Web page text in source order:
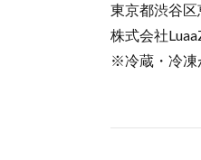
東京都渋谷
株式会社
※冷蔵・冷凍